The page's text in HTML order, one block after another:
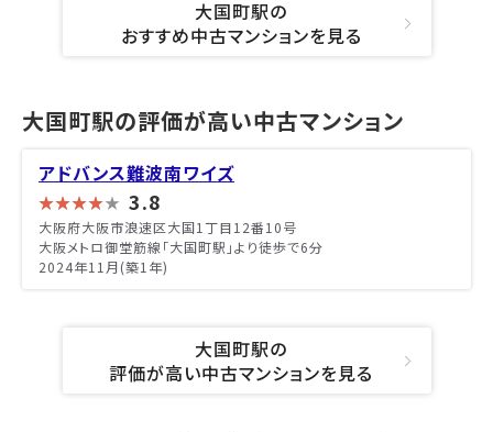
大国町駅の
おすすめ中古マンションを見る
大国町駅の評価が高い中古マンション
アドバンス難波南ワイズ
3.8
大阪府大阪市浪速区大国1丁目12番10号
大阪メトロ御堂筋線「大国町駅」より徒歩で6分
2024年11月(築1年)
大国町駅の
評価が高い中古マンションを見る